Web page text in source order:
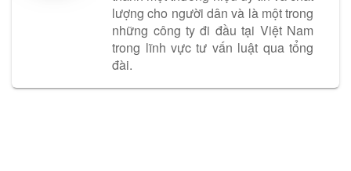
lượng cho người dân và là một trong
những công ty đi đầu tại Việt Nam
trong lĩnh vực tư vấn luật qua tổng
đài.